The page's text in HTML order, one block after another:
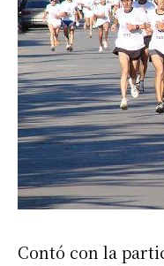
Contó con la